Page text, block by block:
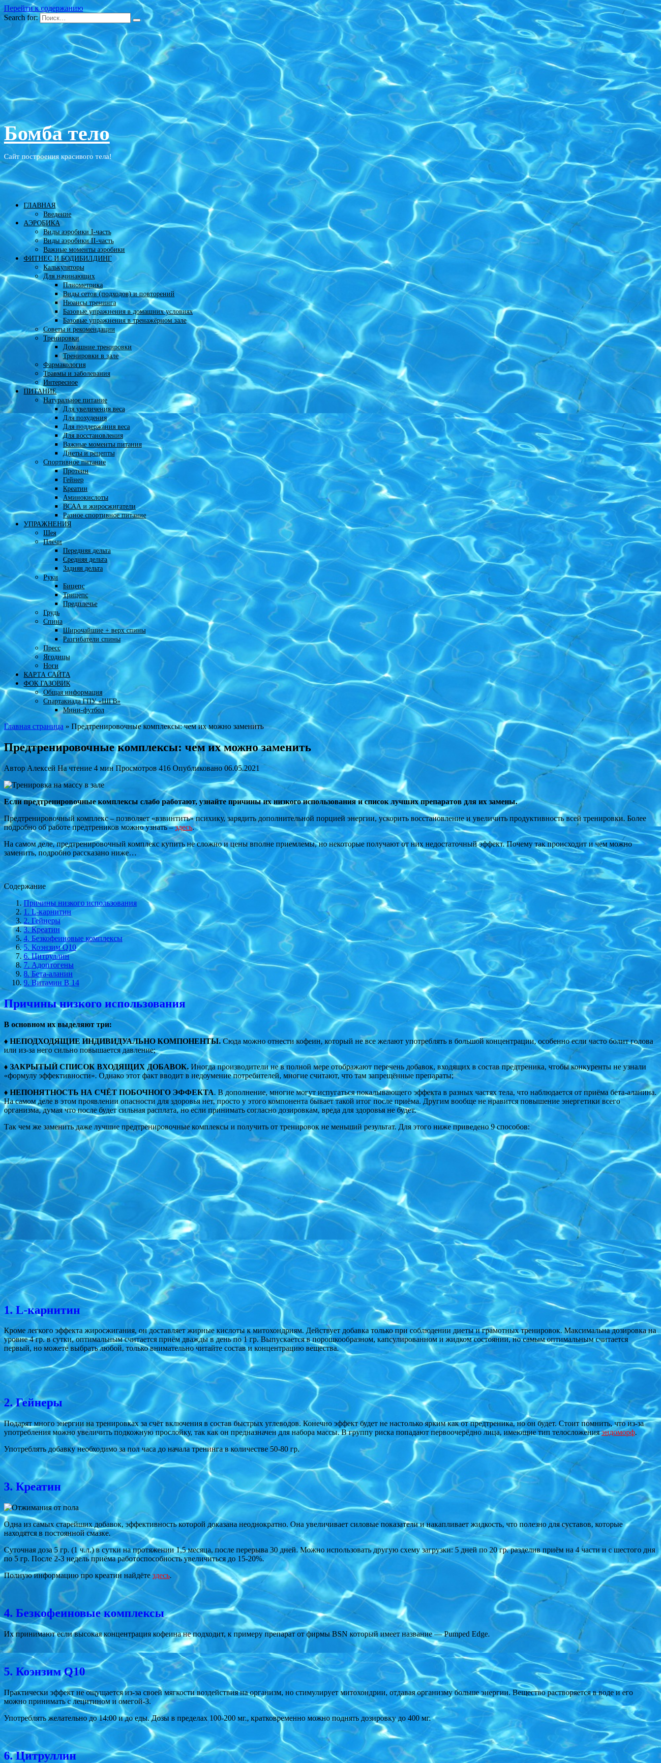
Перейти к содержанию
Search for:
Бомба тело
Сайт построения красивого тела!
ГЛАВНАЯ
Введение
АЭРОБИКА
Виды аэробики І-часть
Виды аэробики ІІ-часть
Важные моменты аэробики
ФИТНЕС И БОДИБИЛДИНГ
Калькуляторы
Для начинающих
Плиометрика
Виды сетов (подходов) и повторений
Нюансы тренинга
Базовые упражнения в домашних условиях
Базовые упражнения в тренажёрном зале
Советы и рекомендации
Тренировки
Домашние тренировки
Тренировки в зале
Фармакология
Травмы и заболевания
Интересное
ПИТАНИЕ
Натуральное питание
Для увеличения веса
Для похудения
Для поддержания веса
Для восстановления
Важные моменты питания
Диеты и рецепты
Спортивное питание
Протеин
Гейнер
Креатин
Аминокислоты
ВСАА и жиросжигатели
Разное спортивное питание
УПРАЖНЕНИЯ
Шея
Плечи
Передняя дельта
Средняя дельта
Задняя дельта
Руки
Бицепс
Трицепс
Предплечье
Грудь
Спина
Широчайшие + верх спины
Разгибатели спины
Пресс
Ягодицы
Ноги
КАРТА САЙТА
ФОК ГАЗОВИК
Общая информация
Спартакиада ГПУ «ШГВ»
Мини-футбол
Главная страница » Предтренировочные комплексы: чем их можно заменить
Предтренировочные комплексы: чем их можно заменить
Автор Алексей На чтение 4 мин Просмотров 416 Опубликовано 06.05.2021
Если предтренировочные комплексы слабо работают, узнайте причины их низкого использования и список лучших препаратов для их замены.
Предтренировочный комплекс – позволяет «взвинтить» психику, зарядить дополнительной порцией энергии, ускорить восстановление и увеличить продуктивность всей тренировки. Более
подробно об работе предтреников можно узнать –здесь.
На самом деле, предтренировочный комплекс купить не сложно и цены вполне приемлемы, но некоторые получают от них недостаточный эффект. Почему так происходит и чем можно
заменить, подробно рассказано ниже…
Содержание
Причины низкого использования
1. L-карнитин
2. Гейнеры
3. Креатин
4. Безкофеиновые комплексы
5. Коэнзим Q10
6. Цитруллин
7. Адоптогены
8. Бета-аланин
9. Витамин В 14
Причины низкого использования
В основном их выделяют три:
♦ НЕПОДХОДЯЩИЕ ИНДИВИДУАЛЬНО КОМПОНЕНТЫ.Сюда можно отнести кофеин, который не все желают употреблять в большой концентрации, особенно если часто болит голова
или из-за него сильно повышается давление;
♦ ЗАКРЫТЫЙ СПИСОК ВХОДЯЩИХ ДОБАВОК.Иногда производители не в полной мере отображают перечень добавок, входящих в состав предтреника, чтобы конкуренты не узнали
«формулу эффективности». Однако этот факт вводит в недоумение потребителей, многие считают, что там запрещённые препараты;
♦ НЕПОНЯТНОСТЬ НА СЧЁТ ПОБОЧНОГО ЭФФЕКТА. В дополнение, многие могут испугаться покалывающего эффекта в разных частях тела, что наблюдается от приёма бета-аланина.
На самом деле в этом проявлении опасности для здоровья нет, просто у этого компонента бывает такой итог после приёма. Другим вообще не нравится повышение энергетики всего
организма, думая что после будет сильная расплата, но если принимать согласно дозировкам, вреда для здоровья не будет.
Так чем же заменить даже лучшие предтренировочные комплексы и получить от тренировок не меньший результат. Для этого ниже приведено 9 способов:
1. L-карнитин
Кроме легкого эффекта жиросжигания, он доставляет жирные кислоты к митохондриям. Действует добавка только при соблюдении диеты и грамотных тренировок. Максимальна дозировка на
уровне 4 гр. в сутки, оптимальным считается приём дважды в день по 1 гр. Выпускается в порошкообразном, капсулированном и жидком состоянии, но самым оптимальным считается
первый, но можете выбрать любой, только внимательно читайте состав и концентрацию вещества.
2. Гейнеры
Подарят много энергии на тренировках за счёт включения в состав быстрых углеводов. Конечно эффект будет не настолько ярким как от предтреника, но он будет. Стоит помнить, что из-за
употребления можно увеличить подкожную прослойку, так как он предназначен для набора массы. В группу риска попадают первоочерёдно лица, имеющие тип телосложенияэндоморф.
Употреблять добавку необходимо за пол часа до начала тренинга в количестве 50-80 гр.
3. Креатин
Одна из самых старейших добавок, эффективность которой доказана неоднократно. Она увеличивает силовые показатели и накапливает жидкость, что полезно для суставов, которые
находятся в постоянной смазке.
Суточная доза 5 гр. (1 ч.л.) в сутки на протяжении 1,5 месяца, после перерыва 30 дней. Можно использовать другую схему загрузки: 5 дней по 20 гр. разделив приём на 4 части и с шестого дня
по 5 гр. После 2-3 недель приёма работоспособность увеличиться до 15-20%.
Полную информацию про креатин найдётездесь.
4. Безкофеиновые комплексы
Их принимают если высокая концентрация кофеина не подходит, к примеру препарат от фирмы BSN который имеет название — Pumped Edge.
5. Коэнзим Q10
Практически эффект не ощущается из-за своей мягкости воздействия на организм, но стимулирует митохондрии, отдавая организму больше энергии. Вещество растворяется в воде и его
можно принимать с лецитином и омегой-3.
Употреблять желательно до 14:00 и до еды. Дозы в пределах 100-200 мг., кратковременно можно поднять дозировку до 400 мг.
6. Цитруллин